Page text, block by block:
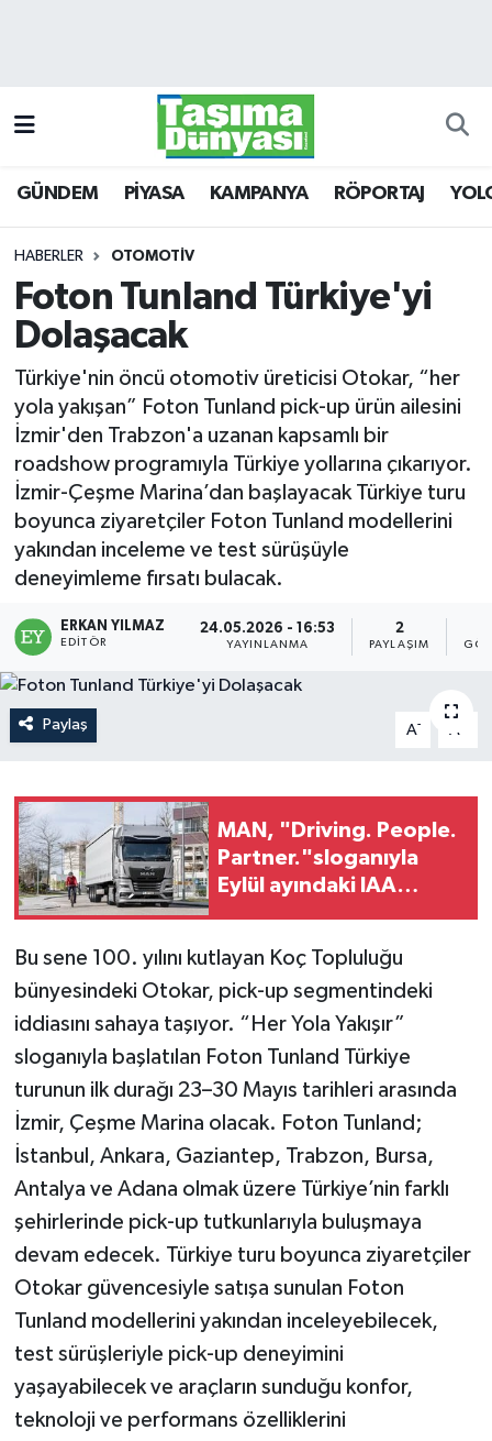
GÜNDEM PİYASA KAMPANYA RÖPORTAJ
HABERLER OTOMOTİV
Foton Tunland Türkiye'yi
Dolaşacak
Türkiye'nin öncü otomotiv üreticisi Otokar, “her
yola yakışan” Foton Tunland pick-up ürün ailesini
İzmir'den Trabzon'a uzanan kapsamlı bir
roadshow programıyla Türkiye yollarına çıkarıyor.
İzmir-Çeşme Marina’dan başlayacak Türkiye turu
boyunca ziyaretçiler Foton Tunland modellerini
yakından inceleme ve test sürüşüyle
deneyimleme fırsatı bulacak.
ERKAN YILMAZ
EDITÖR
24.05.2026 - 16:53
YAYINLANMA
2
PAYLAŞIM
Paylaş A- A
MAN, "Driving. People.
Partner."sloganıyla
Eylül ayındaki IAA
Bu sene 100. yılını kutlayan Koç Topluluğu
bünyesindeki Otokar, pick-up segmentindeki
iddiasını sahaya taşıyor. “Her Yola Yakışır”
sloganıyla başlatılan Foton Tunland Türkiye
turunun ilk durağı 23–30 Mayıs tarihleri arasında
İzmir, Çeşme Marina olacak. Foton Tunland;
İstanbul, Ankara, Gaziantep, Trabzon, Bursa,
Antalya ve Adana olmak üzere Türkiye’nin farklı
şehirlerinde pick-up tutkunlarıyla buluşmaya
devam edecek. Türkiye turu boyunca ziyaretçiler
Otokar güvencesiyle satışa sunulan Foton
Tunland modellerini yakından inceleyebilecek,
test sürüşleriyle pick-up deneyimini
yaşayabilecek ve araçların sunduğu konfor,
teknoloji ve performans özelliklerini
KAMPANYA
RÖPORTAJ
YOLCU TAŞIMA
E-GAZETE
TAŞITLAR
Trafik Durumu
Süper Lig Puan Durumu ve Fikstür
Tüm Manşetler
Son Dakika Haberleri